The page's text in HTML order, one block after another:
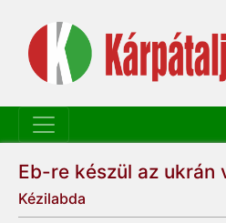
Eb-re készül az ukrán
Kézilabda